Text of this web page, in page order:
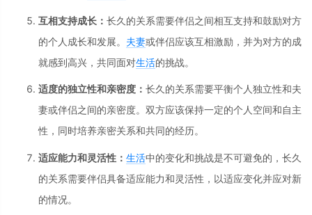
互相支持成长： 长久的关系需要伴侣之间相互支持和鼓励对方
的个人成长和发展。 夫妻或伴侣应该互相激励，并为对方的成
就感到高兴，共同面对生活的挑战。
适度的独立性和亲密度： 长久的关系需要平衡个人独立性和夫
妻或伴侣之间的亲密度。双方应该保持一定的个人空间和自主
性，同时培养亲密关系和共同的经历。
适应能力和灵活性： 生活中的变化和挑战是不可避免的，长久
的关系需要伴侣具备适应能力和灵活性，以适应变化并应对新
的情况。